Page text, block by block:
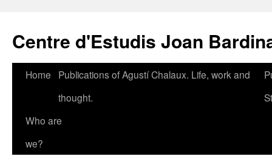
content
Centre d'Estudis Joan
Home
Publications of Agustí Chalaux. Life, work and
thought.
Who are
we?